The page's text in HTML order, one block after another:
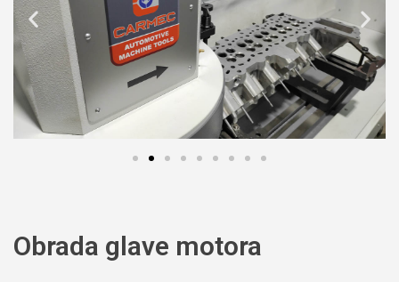
Obrada glave motora